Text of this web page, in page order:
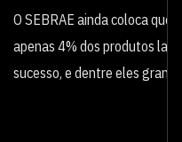
O SEBRAE ainda coloca que,
apenas 4% dos produtos
sucesso, e dentre eles